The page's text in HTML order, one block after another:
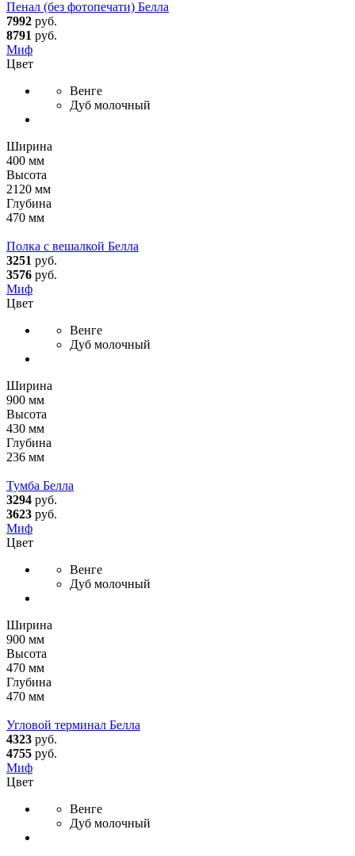
Пенал (без фотопечати) Белла
7992 руб.
8791 руб.
Миф
Цвет
Венге
Дуб молочный
Ширина
400 мм
Высота
2120 мм
Глубина
470 мм
Полка с вешалкой Белла
3251 руб.
3576 руб.
Миф
Цвет
Венге
Дуб молочный
Ширина
900 мм
Высота
430 мм
Глубина
236 мм
Тумба Белла
3294 руб.
3623 руб.
Миф
Цвет
Венге
Дуб молочный
Ширина
900 мм
Высота
470 мм
Глубина
470 мм
Угловой терминал Белла
4323 руб.
4755 руб.
Миф
Цвет
Венге
Дуб молочный